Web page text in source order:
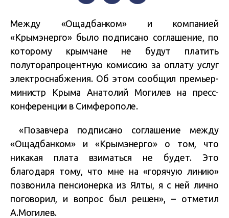
Между «Ощадбанком» и компанией
«Крымэнерго» было подписано соглашение, по
которому крымчане не будут платить
полуторапроцентную комиссию за оплату услуг
электроснабжения. Об этом сообщил премьер-
министр Крыма Анатолий Могилев на пресс-
конференции в Симферополе.
«Позавчера подписано соглашение между
«Ощадбанком» и «Крымэнерго» о том, что
никакая плата взиматься не будет. Это
благодаря тому, что мне на «горячую линию»
позвонила пенсионерка из Ялты, я с ней лично
поговорил, и вопрос был решен», – отметил
А.Могилев.